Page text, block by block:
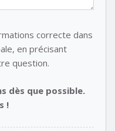
correcte dans
en précisant
question.
dès que possible.
!